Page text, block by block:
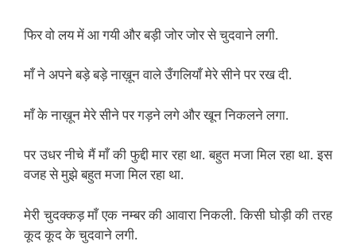
फिर वो लय में आ गयी और बड़ी जोर जोर से चुदवाने लगी.
माँ ने अपने बड़े बड़े नाख़ून वाले उँगलियाँ मेरे सीने पर रख दी.
माँ के नाख़ून मेरे सीने पर गड़ने लगे और खून निकलने लगा.
पर उधर नीचे मैं माँ की फुद्दी मार रहा था. बहुत मजा मिल रहा था. इस
वजह से मुझे बहुत मजा मिल रहा था.
मेरी चुदक्कड़ माँ एक नम्बर की आवारा निकली. किसी घोड़ी की तरह
कूद कूद के चुदवाने लगी.